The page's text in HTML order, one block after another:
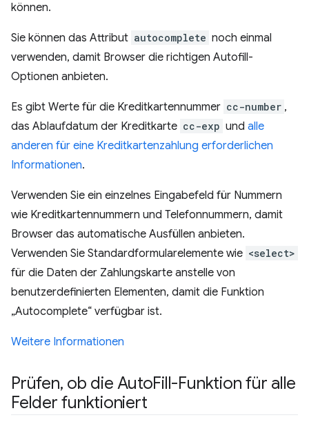
können.
Sie können das Attribut autocomplete noch einmal
verwenden, damit Browser die richtigen Autofill-
Optionen anbieten.
Es gibt Werte für die Kreditkartennummer cc-number ,
das Ablaufdatum der Kreditkarte cc-exp und alle
anderen für eine Kreditkartenzahlung erforderlichen
Informationen.
Verwenden Sie ein einzelnes Eingabefeld für Nummern
wie Kreditkartennummern und Telefonnummern, damit
Browser das automatische Ausfüllen anbieten.
Verwenden Sie Standardformularelemente wie <select>
für die Daten der Zahlungskarte anstelle von
benutzerdefinierten Elementen, damit die Funktion
„Autocomplete“ verfügbar ist.
Weitere Informationen
Prüfen, ob die AutoFill-Funktion für alle
Felder funktioniert